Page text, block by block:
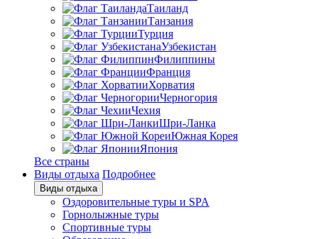
Таиланд
Танзания
Турция
Узбекистан
Филиппины
Франция
Хорватия
Черногория
Чехия
Шри-Ланка
Южная Корея
Япония
Все страны
Виды отдыха Подробнее
Виды отдыха
Оздоровительные туры и SPA
Горнолыжные туры
Спортивные туры